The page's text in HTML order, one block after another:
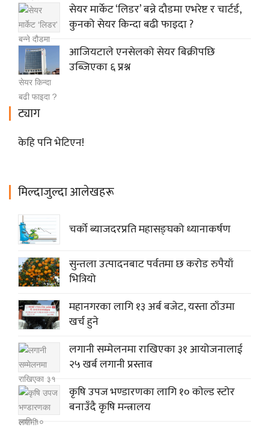
सेयर मार्केट ‘लिडर’ बन्ने दौडमा एभरेष्ट र चार्टर्ड,
कुनको सेयर किन्दा बढी फाइदा ?
आजियटाले एनसेलको सेयर बिक्रीपछि
उब्जिएका ६ प्रश्न
ट्याग
केहि पनि भेटिएन!
मिल्दाजुल्दा आलेखहरू
चर्को ब्याजदरप्रति महासङ्घको ध्यानाकर्षण
सुन्तला उत्पादनबाट पर्वतमा छ करोड रुपैयाँ
भित्रियो
महानगरका लागि १३ अर्ब बजेट, यस्ता ठाँउमा
खर्च हुने
लगानी सम्मेलनमा राखिएका ३१ आयोजनालाई
२५ खर्ब लगानी प्रस्ताव
कृषि उपज भण्डारणका लागि १० काेल्ड स्टोर
बनाउँदै कृषि मन्त्रालय